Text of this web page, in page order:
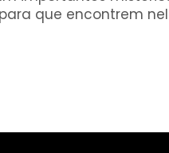
que encontrem